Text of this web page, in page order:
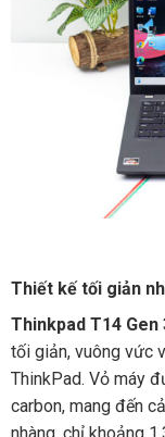
Thiết kế tối giản
Thinkpad T14 Gen
tối giản, vuông vức
ThinkPad. Vỏ máy
carbon, mang đến